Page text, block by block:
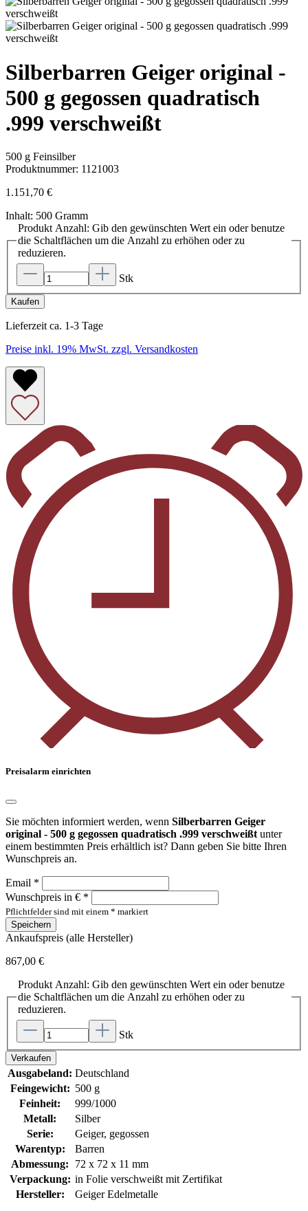
Silberbarren Geiger original -
500 g gegossen quadratisch
.999 verschweißt
500 g Feinsilber
Produktnummer: 1121003
1.151,70 €
Inhalt: 500 Gramm
Produkt Anzahl: Gib den gewünschten Wert ein oder benutze
die Schaltflächen um die Anzahl zu erhöhen oder zu
reduzieren.
Stk
Kaufen
Lieferzeit ca. 1-3 Tage
Preise inkl. 19% MwSt. zzgl. Versandkosten
Preisalarm einrichten
Sie möchten informiert werden, wenn Silberbarren Geiger
original - 500 g gegossen quadratisch .999 verschweißt unter
einem bestimmten Preis erhältlich ist? Dann geben Sie bitte Ihren
Wunschpreis an.
Email *
Wunschpreis in € *
Pflichtfelder sind mit einem * markiert
Speichern
Ankaufspreis (alle Hersteller)
867,00 €
Produkt Anzahl: Gib den gewünschten Wert ein oder benutze
die Schaltflächen um die Anzahl zu erhöhen oder zu
reduzieren.
Stk
Verkaufen
Ausgabeland: Deutschland
Feingewicht: 500 g
Feinheit:
999/1000
Metall:
Silber
Serie:
Geiger, gegossen
Warentyp:
Barren
Abmessung:
72 x 72 x 11 mm
Verpackung: in Folie verschweißt mit Zertifikat
Hersteller:
Geiger Edelmetalle